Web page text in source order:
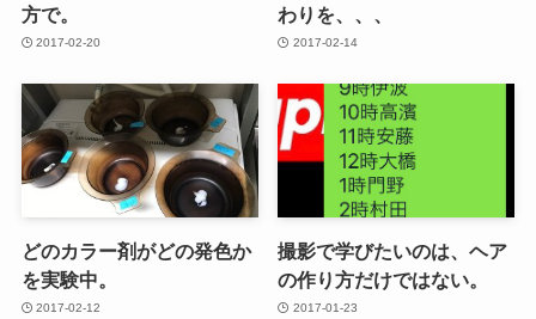
方で。
2017-02-20
わりを、、、
2017-02-14
どのカラー剤がどの発色か
を実験中。
2017-02-12
撮影で学びたいのは、ヘア
の作り方だけではない。
2017-01-23